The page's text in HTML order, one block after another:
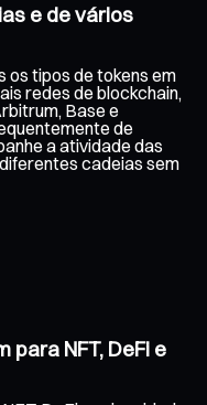
e de vários
os tipos de tokens em
redes de blockchain,
Base e
de
a atividade das
cadeias sem
para NFT, DeFi e